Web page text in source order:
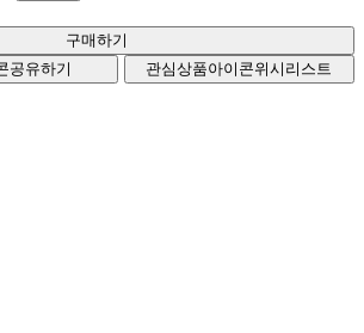
공유하기 관심상품아이콘위시리스트